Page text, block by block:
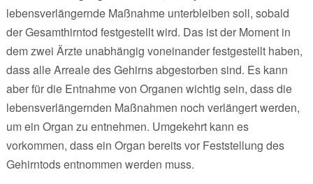
lebensverlängernde Maßnahme unterbleiben soll, sobald
der Gesamthirntod festgestellt wird. Das ist der Moment in
dem zwei Ärzte unabhängig voneinander festgestellt haben,
dass alle Arreale des Gehirns abgestorben sind. Es kann
aber für die Entnahme von Organen wichtig sein, dass die
lebensverlängernden Maßnahmen noch verlängert werden,
um ein Organ zu entnehmen. Umgekehrt kann es
vorkommen, dass ein Organ bereits vor Feststellung des
Gehirntods entnommen werden muss.